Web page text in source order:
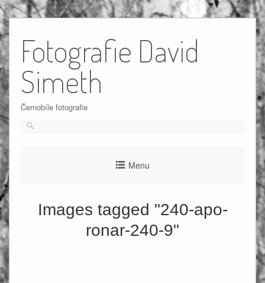
content
Fotografie David
Simeth
Černobíle fotografie
Menu
Images tagged "240-apo-
ronar-240-9"